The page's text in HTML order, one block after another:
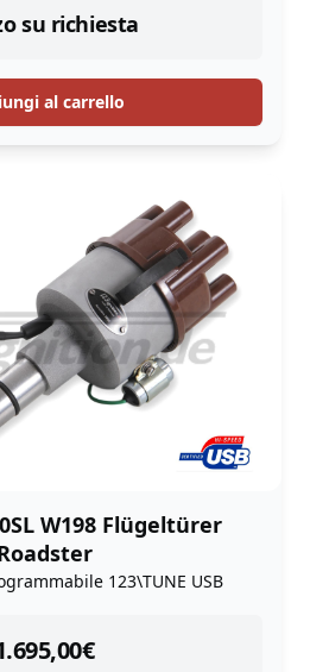
su richiesta
al carrello
W198 Flügeltürer
123\TUNE USB
€